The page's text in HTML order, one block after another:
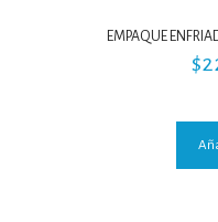
EMPAQUE
$